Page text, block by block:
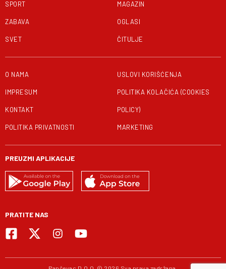
SPORT
ZABAVA
SVET
MAGAZIN
OGLASI
ČITULJE
O NAMA
IMPRESUM
KONTAKT
POLITIKA PRIVATNOSTI
USLOVI KORIŠĆENJA
POLITIKA KOLAČIĆA (COOKIES
POLICY)
MARKETING
PREUZMI APLIKACIJE
PRATITE NAS